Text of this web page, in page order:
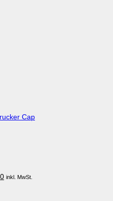
Aktueller
inkl. MwSt.